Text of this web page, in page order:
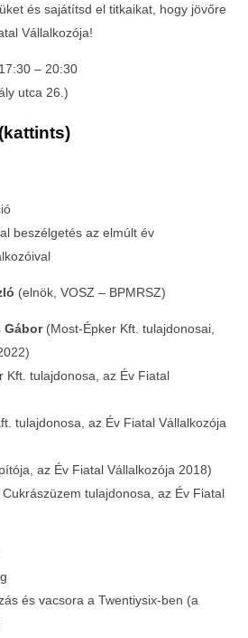
üzleti tippek,
Garden Party-t tartottunk
Clubban
FIVOSZ-tagoknak!
és sajátítsd el titkaikat, hogy jövőre
Vállalkozója!
– 20:30
utca 26.)
beszélgetés az elmúlt év
(elnök, VOSZ – BPMRSZ)
Gábor(Most-Épker Kft. tulajdonosai,
Kft. tulajdonosa, az Év Fiatal
tulajdonosa, az Év Fiatal Vállalkozója
az Év Fiatal Vállalkozója 2018)
tulajdonosa, az Év Fiatal
és vacsora a Twentiysix-ben (a